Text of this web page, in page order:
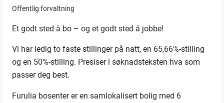
Offentlig forvaltning
Et godt sted å bo – og et godt sted å jobbe!
Vi har ledig to faste stillinger på natt, en 65,66%-stilling
og en 50%-stilling. Presiser i søknadsteksten hva som
passer deg best.
Furulia bosenter er en samlokalisert bolig med 6